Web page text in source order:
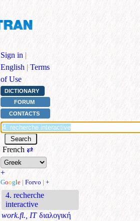
Sign in |
English | Terms
of Use
DICTIONARY
FORUM
CONTACTS
French ⇄
+
Google | Forvo | +
4. recherche
interactive
work.fl., IT διαλογική